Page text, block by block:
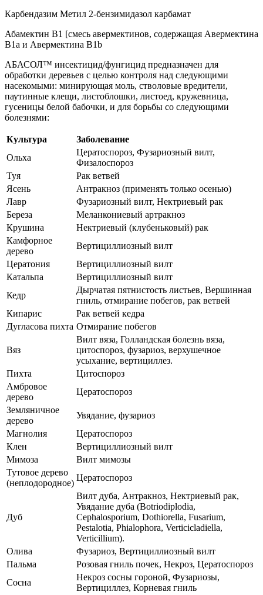
Карбендазим Метил 2-бензимидазол карбамат
Абамектин B1 [смесь авермектинов, содержащая Авермектина
B1a и Авермектина B1b
АБАСОЛ™ инсектицид/фунгицид предназначен для
обработки деревьев с целью контроля над следующими
насекомыми: минирующая моль, стволовые вредители,
паутинные клещи, листоблошки, листоед, кружевница,
гусеницы белой бабочки, и для борьбы со следующими
болезнями:
Культура
Заболевание
Ольха
Цератоспороз, Фузариозный вилт,
Физалоспороз
Туя
Рак ветвей
Ясень
Антракноз (применять только осенью)
Лавр
Фузариозный вилт, Нектриевый рак
Береза
Меланкониевый артракноз
Крушина
Нектриевый (клубеньковый) рак
Камфорное
дерево
Вертициллиозный вилт
Цератония
Вертициллиозный вилт
Катальпа
Вертициллиозный вилт
Кедр
Дырчатая пятнистость листьев, Вершинная
гниль, отмирание побегов, рак ветвей
Кипарис
Рак ветвей кедра
Дугласова пихта Отмирание побегов
Вяз
Вилт вяза, Голландская болезнь вяза,
цитоспороз, фузариоз, верхушечное
усыхание, вертициллез.
Пихта
Цитоспороз
Амбровое
дерево
Цератоспороз
Земляничное
дерево
Увядание, фузариоз
Магнолия
Цератоспороз
Клен
Вертициллиозный вилт
Мимоза
Вилт мимозы
Тутовое дерево
(неплодородное)
Цератоспороз
Дуб
Вилт дуба, Антракноз, Нектриевый рак,
Увядание дуба (Botriodiplodia,
Cephalosporium, Dothiorella, Fusarium,
Pestalotia, Phialophora, Verticicladiella,
Verticillium).
Олива
Фузариоз, Вертициллиозный вилт
Пальма
Розовая гниль почек, Некроз, Цератоспороз
Сосна
Некроз сосны гороной, Фузариозы,
Вертициллез, Корневая гниль